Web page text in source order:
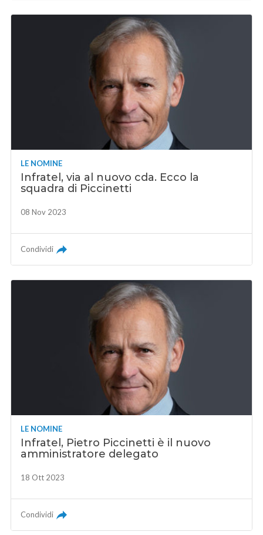
LE NOMINE
Infratel, via al nuovo cda. Ecco la
squadra di Piccinetti
08 Nov 2023
Condividi
LE NOMINE
Infratel, Pietro Piccinetti è il nuovo
amministratore delegato
18 Ott 2023
Condividi